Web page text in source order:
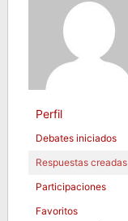
Perfil
Debates iniciados
Respuestas creadas
Participaciones
Favoritos